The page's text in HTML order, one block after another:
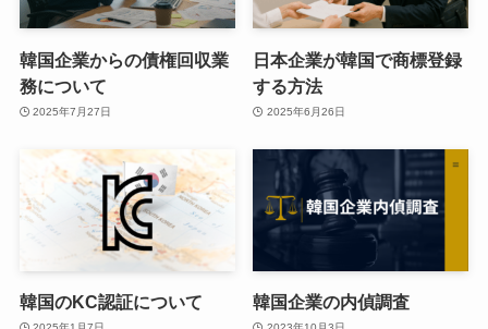
韓国企業からの債権回収業
務について
2025年7月27日
日本企業が韓国で商標登録
する方法
2025年6月26日
韓国のKC認証について 韓国企業の内偵調査